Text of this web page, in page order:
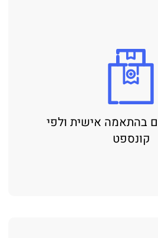
בהתאמה אישית ולפי
קונספט